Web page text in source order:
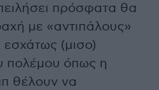
πρόσφατα θα
με «αντιπάλους»
(μισο)
πολέμου όπως η
θέλουν να